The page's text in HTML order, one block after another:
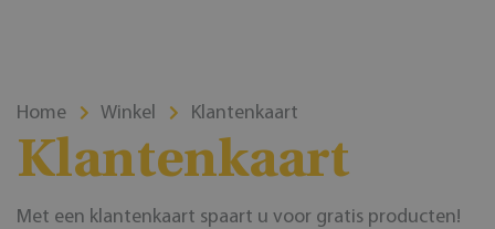
Home Winkel Klantenkaart
Klantenkaart
Met een klantenkaart spaart u voor gratis producten!